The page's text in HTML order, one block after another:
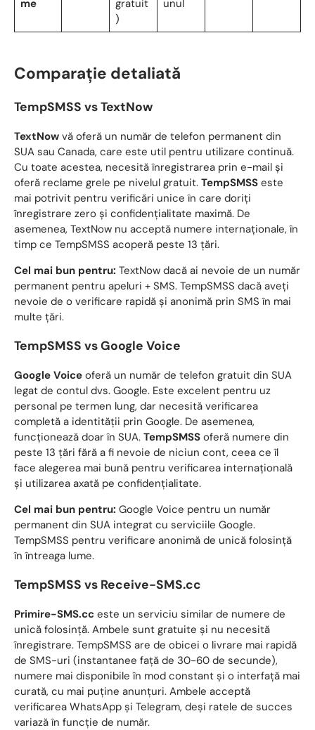
me
gratuit
)
unul
Comparație detaliată
TempSMSS vs TextNow
TextNow vă oferă un număr de telefon permanent din
SUA sau Canada, care este util pentru utilizare continuă.
Cu toate acestea, necesită înregistrarea prin e-mail și
oferă reclame grele pe nivelul gratuit. TempSMSS este
mai potrivit pentru verificări unice în care doriți
înregistrare zero și confidențialitate maximă. De
asemenea, TextNow nu acceptă numere internaționale, în
timp ce TempSMSS acoperă peste 13 țări.
Cel mai bun pentru: TextNow dacă ai nevoie de un număr
permanent pentru apeluri + SMS. TempSMSS dacă aveți
nevoie de o verificare rapidă și anonimă prin SMS în mai
multe țări.
TempSMSS vs Google Voice
Google Voice oferă un număr de telefon gratuit din SUA
legat de contul dvs. Google. Este excelent pentru uz
personal pe termen lung, dar necesită verificarea
completă a identității prin Google. De asemenea,
funcționează doar în SUA. TempSMSS oferă numere din
peste 13 țări fără a fi nevoie de niciun cont, ceea ce îl
face alegerea mai bună pentru verificarea internațională
și utilizarea axată pe confidențialitate.
Cel mai bun pentru: Google Voice pentru un număr
permanent din SUA integrat cu serviciile Google.
TempSMSS pentru verificare anonimă de unică folosință
în întreaga lume.
TempSMSS vs Receive-SMS.cc
Primire-SMS.cc este un serviciu similar de numere de
unică folosință. Ambele sunt gratuite și nu necesită
înregistrare. TempSMSS are de obicei o livrare mai rapidă
de SMS-uri (instantanee față de 30-60 de secunde),
numere mai disponibile în mod constant și o interfață mai
curată, cu mai puține anunțuri. Ambele acceptă
verificarea WhatsApp și Telegram, deși ratele de succes
variază în funcție de număr.